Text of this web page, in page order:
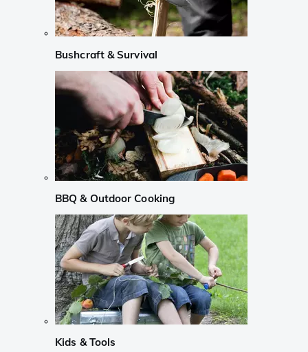
Bushcraft & Survival
BBQ & Outdoor Cooking
Kids & Tools